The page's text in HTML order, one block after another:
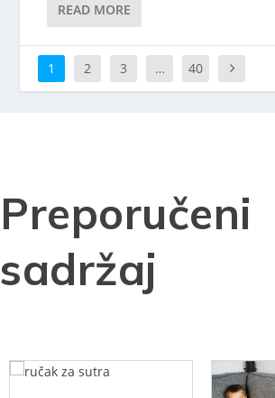
READ MORE
1 2 3 … 40
Preporučeni
sadržaj